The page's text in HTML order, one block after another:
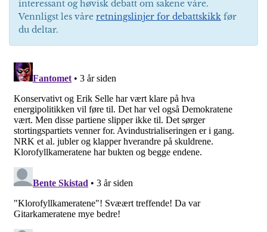
interessant og høvisk debatt om sakene våre.
Vennligst les våre retningslinjer for debattskikk før
du deltar.